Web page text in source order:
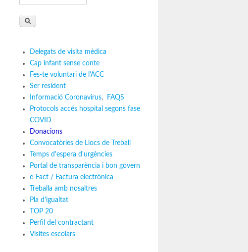
Delegats de visita mèdica
Cap infant sense conte
Fes-te voluntari de l'ACC
Ser resident
Informació Coronavirus,
FAQS
Protocols accés hospital segons fase
COVID
Donacions
Convocatòries de Llocs de Treball
Temps d'espera d'urgències
Portal de transparència i bon govern
e-Fact / Factura electrònica
Treballa amb nosaltres
Pla d'igualtat
TOP 20
Perfil del contractant
Visites escolars